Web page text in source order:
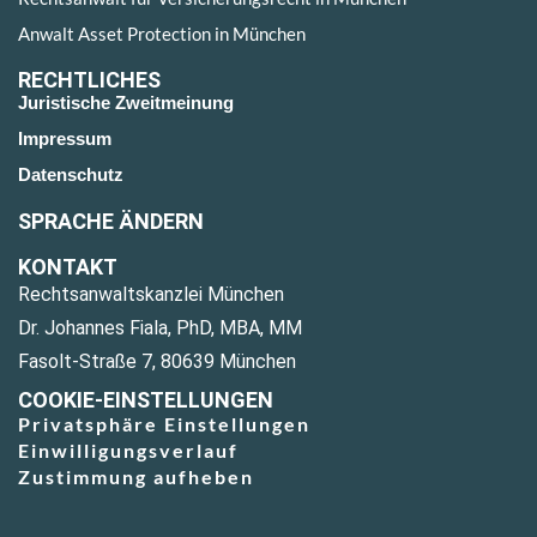
Anwalt Asset Protection in München
RECHTLICHES
Juristische Zweitmeinung
Impressum
Datenschutz
SPRACHE ÄNDERN
KONTAKT
Rechtsanwaltskanzlei München
Dr. Johannes Fiala, PhD, MBA, MM
Fasolt-Straße 7, 80639 München
COOKIE-EINSTELLUNGEN
Privatsphäre Einstellungen
Einwilligungsverlauf
Zustimmung aufheben